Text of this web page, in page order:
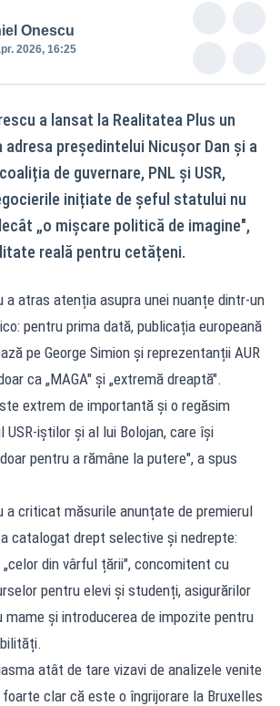
Onescu
2026, 16:25
a lansat la Realitatea Plus un
președintelui Nicușor Dan și a
de guvernare, PNL și USR,
inițiate de șeful statului nu
„o mișcare politică de imagine",
reală pentru cetățeni.
a atras atenția asupra unei nuanțe dintr-un
pentru prima dată, publicația europeană
pe George Simion și reprezentanții AUR
ca „MAGA" și „extremă dreaptă".
extrem de importantă și o regăsim
USR-iștilor și al lui Bolojan, care își
pentru a rămâne la putere", a spus
a criticat măsurile anunțate de premierul
catalogat drept selective și nedrepte:
din vârful țării", concomitent cu
pentru elevi și studenți, asigurărilor
și introducerea de impozite pentru
atât de tare vizavi de analizele venite
clar că este o îngrijorare la Bruxelles